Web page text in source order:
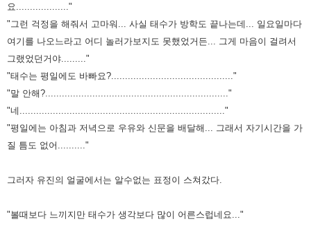
요..................."
"그런 걱정을 해줘서 고마워... 사실 태수가 방학도 끝나는데... 일요일마다
여기를 나오느라고 어디 놀러가보지도 못했었거든... 그게 마음이 걸려서
그랬었던거야........."
"태수는 평일에도 바빠요?............................................"
"말 안해?.................................................................."
"네.........................................................................."
"평일에는 아침과 저녁으로 우유와 신문을 배달해... 그래서 자기시간을 가
질 틈도 없어.........."
그러자 유진의 얼굴에서는 알수없는 표정이 스쳐갔다.
"볼때보다 느끼지만 태수가 생각보다 많이 어른스럽네요..."